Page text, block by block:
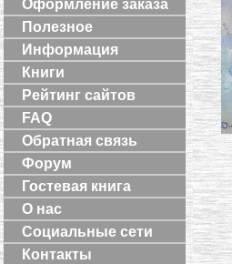
Оформление заказа
Полезное
Информация
Книги
Рейтинг сайтов
FAQ
Обратная связь
Форум
Гостевая книга
О нас
Социальные сети
Контакты